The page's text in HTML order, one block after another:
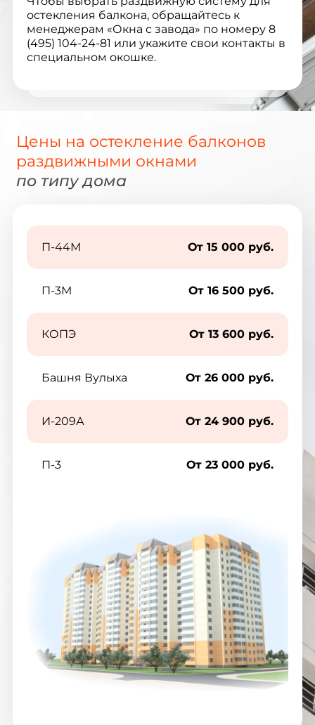
остекления балкона, обращайтесь к
менеджерам «Окна с завода» по номеру 8
(495) 104-24-81 или укажите свои контакты в
специальном окошке.
Цены на остекление балконов
раздвижными окнами
по типу дома
П-44М От 15 000 руб.
П-3М От 16 500 руб.
КОПЭ От 13 600 руб.
Башня Вулыха От 26 000 руб.
И-209А От 24 900 руб.
П-3 От 23 000 руб.